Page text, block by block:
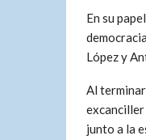
En su
López y
Al
excanciller
junto a la